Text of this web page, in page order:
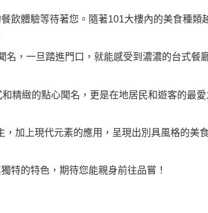
飲體驗等待著您。隨著101大樓內的美食種
，一旦踏進門口，就能感受到濃濃的台式餐
精緻的點心聞名，更是在地居民和遊客的最
加上現代元素的應用，呈現出別具風格的美
特的特色，期待您能親身前往品嘗！